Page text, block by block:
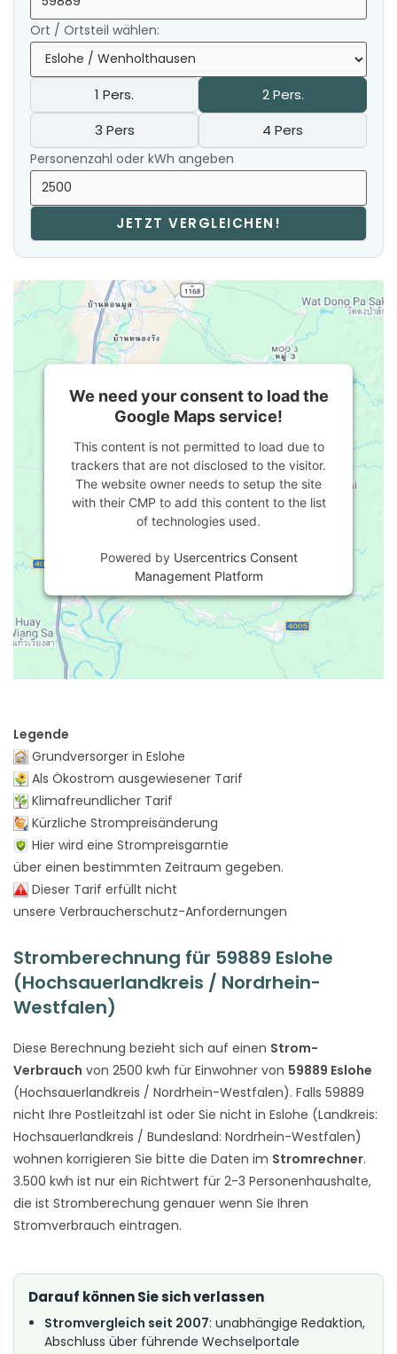
Ort / Ortsteil wählen:
1 Pers.
2 Pers.
3 Pers
4 Pers
Personenzahl oder kWh angeben
JETZT VERGLEICHEN!
We need your consent to load the
Google Maps service!
This content is not permitted to load due to
trackers that are not disclosed to the visitor.
The website owner needs to setup the site
with their CMP to add this content to the list
of technologies used.
Powered by Usercentrics Consent
Management Platform
Legende
Grundversorger in Eslohe
Als Ökostrom ausgewiesener Tarif
Klimafreundlicher Tarif
Kürzliche Strompreisänderung
Hier wird eine Strompreisgarntie
über einen bestimmten Zeitraum gegeben.
Dieser Tarif erfüllt nicht
unsere Verbraucherschutz-Anfordernungen
Stromberechnung für 59889 Eslohe
(Hochsauerlandkreis / Nordrhein-
Westfalen)
Diese Berechnung bezieht sich auf einen Strom-
Verbrauch von 2500 kwh für Einwohner von 59889 Eslohe
(Hochsauerlandkreis / Nordrhein-Westfalen). Falls 59889
nicht Ihre Postleitzahl ist oder Sie nicht in Eslohe (Landkreis:
Hochsauerlandkreis / Bundesland: Nordrhein-Westfalen)
wohnen korrigieren Sie bitte die Daten im Stromrechner.
3.500 kwh ist nur ein Richtwert für 2-3 Personenhaushalte,
die ist Stromberechung genauer wenn Sie Ihren
Stromverbrauch eintragen.
Darauf können Sie sich verlassen
Stromvergleich seit 2007: unabhängige Redaktion,
Abschluss über führende Wechselportale